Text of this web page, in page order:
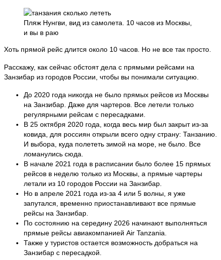
Пляж Нунгви, вид из самолета. 10 часов из Москвы,
и вы в раю
Хоть прямой рейс длится около 10 часов. Но не все так просто.
Расскажу, как сейчас обстоят дела с прямыми рейсами на
Занзибар из городов России, чтобы вы понимали ситуацию.
До 2020 года никогда не было прямых рейсов из Москвы
на Занзибар. Даже для чартеров. Все летели только
регулярными рейсам с пересадками.
В 25 октября 2020 года, когда весь мир был закрыт из-за
ковида, для россиян открыли всего одну страну: Танзанию.
И выбора, куда полететь зимой на море, не было. Все
ломанулись сюда.
В начале 2021 года в расписании было более 15 прямых
рейсов в неделю только из Москвы, а прямые чартеры
летали из 10 городов России на Занзибар.
Но в апреле 2021 года из-за 4 или 5 волны, я уже
запутался, временно приостанавливают все прямые
рейсы на Занзибар.
По состоянию на середину 2026 начинают выполняться
прямые рейсы авиакомпанией Air Tanzania.
Также у туристов остается возможность добраться на
Занзибар с пересадкой.